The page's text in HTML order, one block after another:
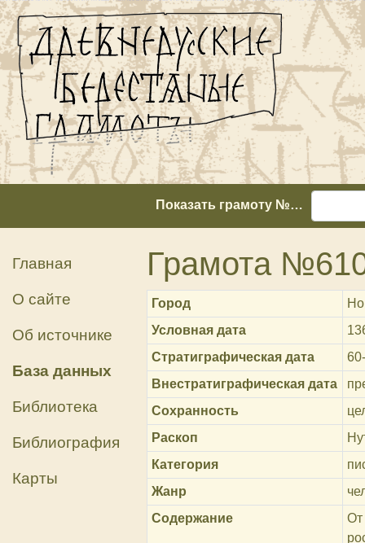
Показать грамоту №…
Главная
О сайте
Об источнике
База данных
Библиотека
Библиография
Карты
Грамота
Город
Условная дата
Стратиграфическая дата
Внестратиграфическая дата
Сохранность
Раскоп
Категория
Жанр
Содержание
От